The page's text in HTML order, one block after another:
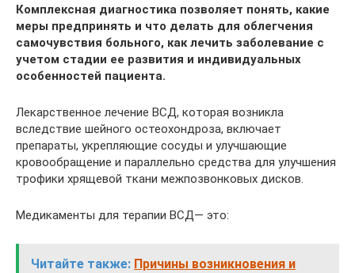
Комплексная диагностика позволяет понять, какие
меры предпринять и что делать для облегчения
самочувствия больного, как лечить заболевание с
учетом стадии ее развития и индивидуальных
особенностей пациента.
Лекарственное лечение ВСД, которая возникла
вследствие шейного остеохондроза, включает
препараты, укрепляющие сосуды и улучшающие
кровообращение и параллельно средства для улучшения
трофики хрящевой ткани межпозвонковых дисков.
Медикаменты для терапии ВСД— это:
Читайте также: Причины возникновения и